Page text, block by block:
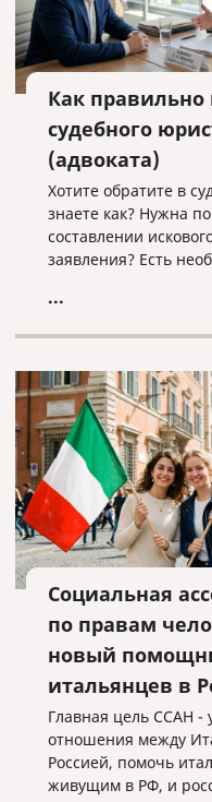
Как правильно
судебного
(адвоката)
Хотите обратите в
знаете как? Нужна
составлении
заявления? Есть
судебного процесса?
«Право и cлово» по
law@pravoislovo.ru
...
Социальная
по правам
новый
итальянцев в
Главная цель ССАН -
отношения между
Россией, помочь
живущим в РФ, и